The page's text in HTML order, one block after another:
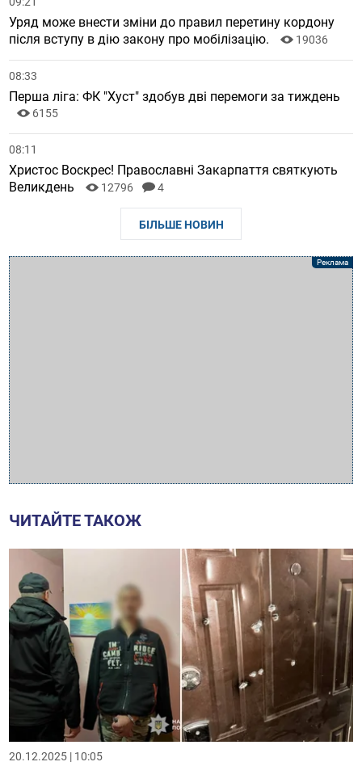
Уряд може внести зміни до правил перетину кордону
після вступу в дію закону про мобілізацію.
19036
08:33
Перша ліга: ФК "Хуст" здобув дві перемоги за тиждень
6155
08:11
Христос Воскрес! Православні Закарпаття святкують
Великдень
12796 4
БІЛЬШЕ НОВИН
ЧИТАЙТЕ ТАКОЖ
20.12.2025 | 10:05